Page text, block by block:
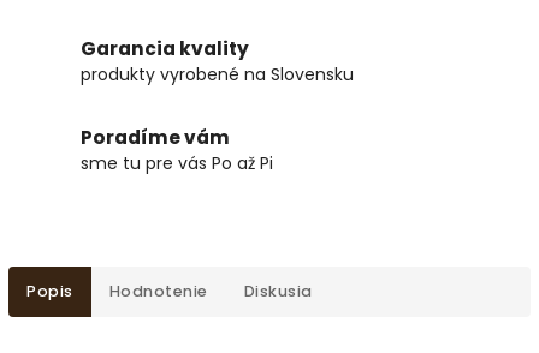
Garancia kvality
produkty vyrobené na Slovensku
Poradíme vám
sme tu pre vás Po až Pi
Popis Hodnotenie Diskusia